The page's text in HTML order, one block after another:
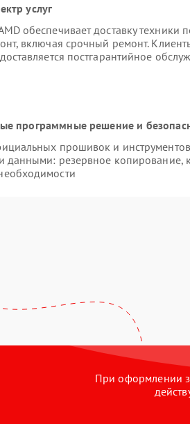
услуг
обеспечивает доставку техники
включая срочный ремонт.
постгарантийное
программные решение и
прошивок и
данными: резервное копирование,
При оформлении